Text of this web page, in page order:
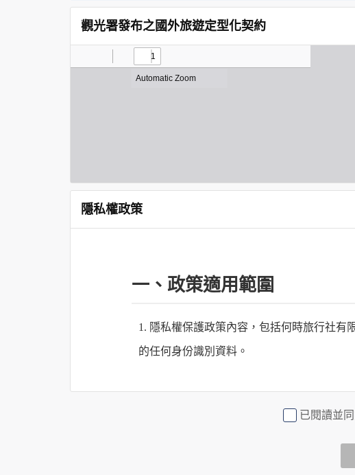
觀光署發布之國外旅遊定型化契約
隱私權政策
一、政策適用範圍
1. 隱私權保護政策內容，包括何時旅行社有
的任何身份識別資料。
行社有限公司旗下網站上的廣告廠商連結
3. 您個人在何時旅行社有限公司旗下網站
已閱讀並